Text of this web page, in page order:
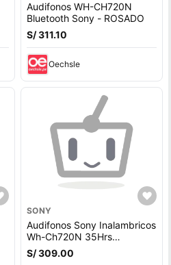
Audifonos WH-CH720N
Bluetooth Sony - ROSADO
S/ 311.10
Oechsle
SONY
Audifonos Sony Inalambricos
Wh-Ch720N 35Hrs
Bluetooth
S/ 309.00